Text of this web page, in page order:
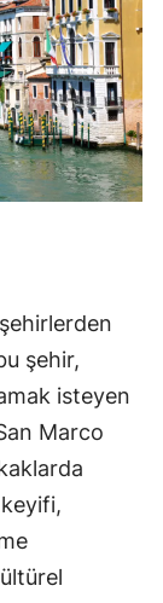
şehir,
isteyen
Marco
keyifi,